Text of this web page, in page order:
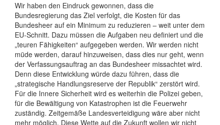
Wir haben den Eindruck gewonnen, dass die
Bundesregierung das Ziel verfolgt, die Kosten für das
Bundesheer auf ein Minimum zu reduzieren – weit unter dem
EU-Schnitt. Dazu müssen die Aufgaben neu definiert und die
„teuren Fähigkeiten“ aufgegeben werden. Wir werden nicht
müde werden, darauf hinzuweisen, dass dies nur geht, wenn
der Verfassungsauftrag an das Bundesheer missachtet wird.
Denn diese Entwicklung würde dazu führen, dass die
„strategische Handlungsreserve der Republik“ zerstört wird.
Für die Innere Sicherheit wird es weiterhin die Polizei geben,
für die Bewältigung von Katastrophen ist die Feuerwehr
zuständig. Zeitgemäße Landesverteidigung wäre aber nicht
mehr möglich. Diese Wette auf die Zukunft wollen wir nicht